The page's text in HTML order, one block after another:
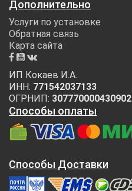
Дополнительно
Услуги по установке
Обратная связь
Карта сайта
ИП Кокаев И.А.
ИНН: 771542037133
ОГРНИП: 307770000430902
Способы оплаты
Способы Доставки